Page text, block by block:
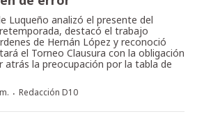
Luqueño analizó el presente del
destacó el trabajo
de Hernán López y reconoció
el Torneo Clausura con la obligación
atrás la preocupación por la tabla de
· Redacción D10